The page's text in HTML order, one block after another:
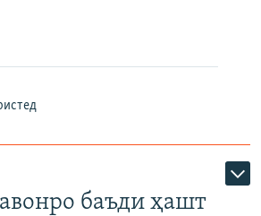
баъди ҳашт